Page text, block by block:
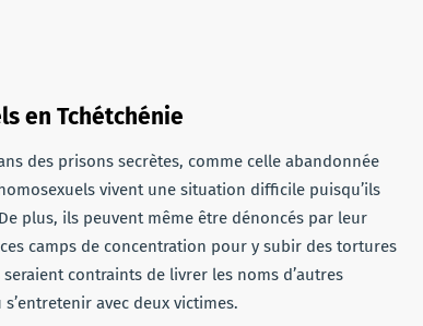
en Tchétchénie
des prisons secrètes, comme celle abandonnée
vivent une situation difficile puisqu’ils
plus, ils peuvent même être dénoncés par leur
camps de concentration pour y subir des tortures
contraints de livrer les noms d’autres
avec deux victimes.